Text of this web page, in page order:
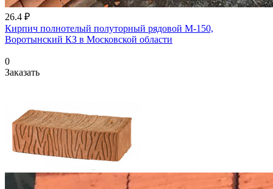
26.4 ₽
Кирпич полнотелый полуторный рядовой М-150,
Воротынский КЗ в Московской области
0
Заказать